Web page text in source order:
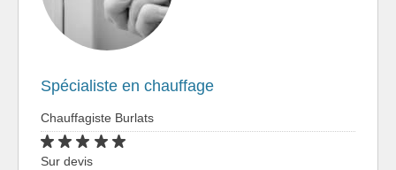
Spécialiste en chauffage
Chauffagiste Burlats
Sur devis